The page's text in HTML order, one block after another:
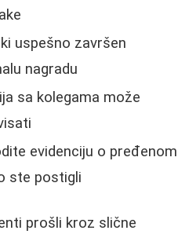
uspešno završen
nagradu
sa kolegama može
evidenciju o pređenom
ste postigli
prošli kroz slične